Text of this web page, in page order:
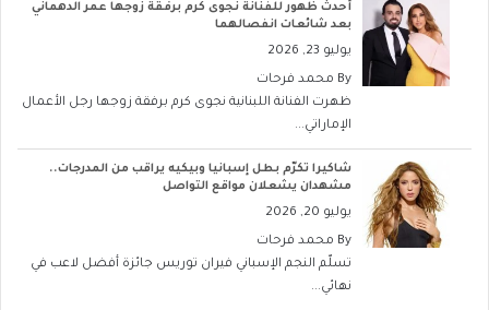
أحدث ظهور للفنانة نجوى كرم برفقة زوجها عمر الدهماني
بعد شائعات انفصالهما
يوليو 23, 2026
By محمد فرحات
ظهرت الفنانة اللبنانية نجوى كرم برفقة زوجها رجل الأعمال
الإماراتي...
شاكيرا تكرّم بطل إسبانيا وبيكيه يراقب من المدرجات..
مشهدان يشعلان مواقع التواصل
يوليو 20, 2026
By محمد فرحات
تسلّم النجم الإسباني فيران توريس جائزة أفضل لاعب في
نهائي...